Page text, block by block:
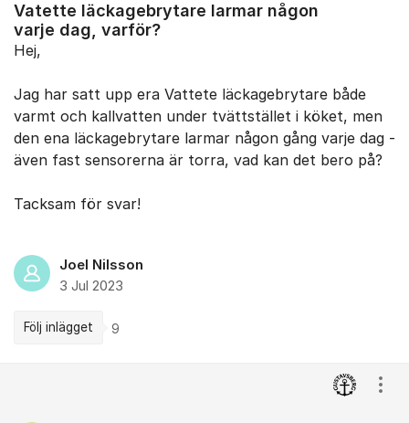
Vatette läckagebrytare larmar någon
varje dag, varför?
Hej,
Jag har satt upp era Vattete läckagebrytare både
varmt och kallvatten under tvättstället i köket, men
den ena läckagebrytare larmar någon gång varje dag -
även fast sensorerna är torra, vad kan det bero på?
Tacksam för svar!
Joel Nilsson
3 Jul 2023
Följ inlägget 9